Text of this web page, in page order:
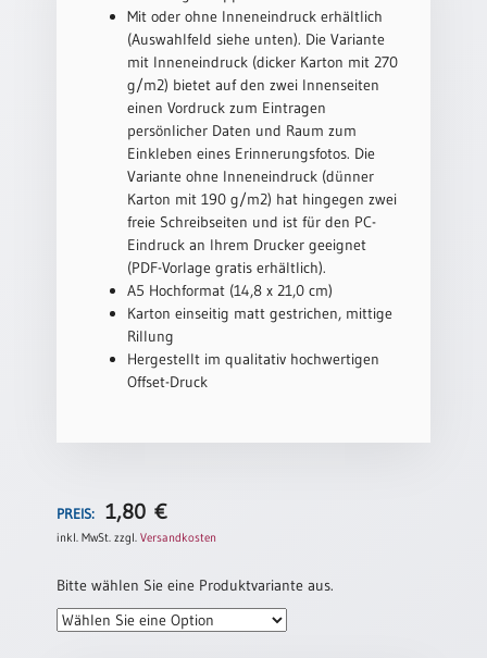
Eheschliessung
Hochzeitsjubiläum
Abendmahlszulassung
Kirchen(wieder)eintritt
Urkunden
Einzelposter
Einzelposter
Hefte
Mit oder ohne Inneneindruck erhältlich
(Auswahlfeld siehe unten). Die Variante
mit Inneneindruck (dicker Karton mit 270
g/m2) bietet auf den zwei Innenseiten
einen Vordruck zum Eintragen
persönlicher Daten und Raum zum
Einkleben eines Erinnerungsfotos. Die
Variante ohne Inneneindruck (dünner
Karton mit 190 g/m2) hat hingegen zwei
freie Schreibseiten und ist für den PC-
Eindruck an Ihrem Drucker geeignet
(PDF-Vorlage gratis erhältlich).
A5 Hochformat (14,8 x 21,0 cm)
Karton einseitig matt gestrichen, mittige
Rillung
Hergestellt im qualitativ hochwertigen
Offset-Druck
PREIS: 1,80€
inkl. MwSt. zzgl.Versandkosten
Bitte wählen Sie eine Produktvariante aus.